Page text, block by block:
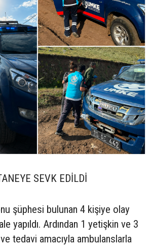
SEVK EDİLDİ
şüphesi bulunan 4 kişiye olay
yapıldı. Ardından 1 yetişkin ve 3
tedavi amacıyla ambulanslarla